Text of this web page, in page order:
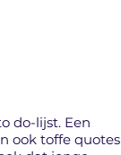
do-lijst. Een
ook toffe quotes